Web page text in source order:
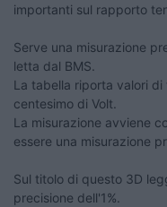
importanti sul rapporto
Serve una misurazione
letta dal BMS.
La tabella riporta valori
centesimo di Volt.
La misurazione avviene
essere una misurazione
Sul titolo di questo 3D
precisione dell'1%.